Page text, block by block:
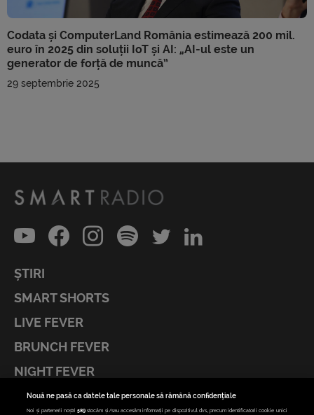
Codata și ComputerLand România estimează 200 mil.
euro în 2025 din soluții IoT și AI: „AI-ul este un
generator de forță de muncă”
29 septembrie 2025
ȘTIRI
SMART SHORTS
LIVE FEVER
BRUNCH FEVER
NIGHT FEVER
LIVE FEVER CONCERT
Nouă ne pasă ca datele tale personale să rămână confidențiale
Noi și partenerii noștri589 stocăm și/sau accesăm informații pe dispozitivul dvs., precum identificatorii cookie unici